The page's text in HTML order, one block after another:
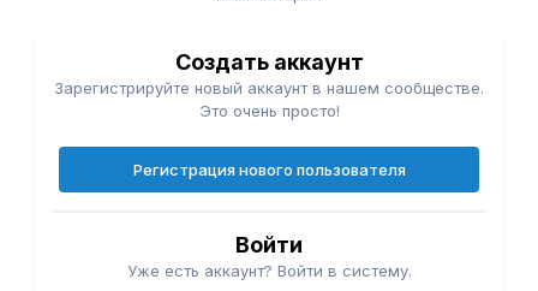
Создать аккаунт
Зарегистрируйте новый аккаунт в нашем сообществе.
Это очень просто!
Регистрация нового пользователя
Войти
Уже есть аккаунт? Войти в систему.